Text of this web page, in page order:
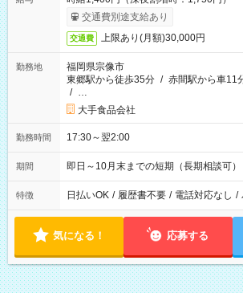
交通費別途支給あり
交通費 上限あり(月額)30,000円
勤務地
福岡県宗像市
東郷駅から徒歩35分 / 赤間駅から車11
/ …
大手食品会社
勤務時間 17:30～翌2:00
期間 即日～10月末までの短期（長期相談可）
特徴 日払いOK / 履歴書不要 / 電話対応なし /
気になる！ 応募する